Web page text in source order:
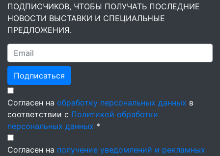
ПОДПИСЧИКОВ, ЧТОБЫ ПОЛУЧАТЬ ПОСЛЕДНИЕ
НОВОСТИ ВЫСТАВКИ И СПЕЦИАЛЬНЫЕ
ПРЕДЛОЖЕНИЯ.
Подписаться
Согласен на обработку персональных данных в
соответствии с Политикой обработки
персональных данных *
Согласен на получение уведомлений и рекламных